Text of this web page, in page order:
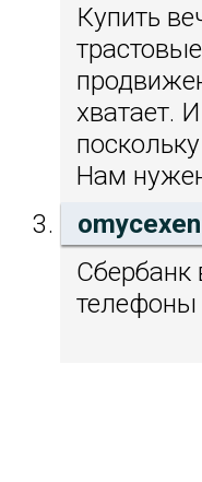
Купить
хватает.
Нам
omycexen
Сбербанк